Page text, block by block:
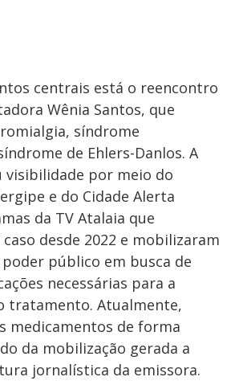
centrais está o reencontro
Wênia Santos, que
síndrome
de Ehlers-Danlos. A
visibilidade por meio do
e do Cidade Alerta
da TV Atalaia que
desde 2022 e mobilizaram
poder público em busca de
necessárias para a
tratamento. Atualmente,
medicamentos de forma
da mobilização gerada a
jornalística da emissora.